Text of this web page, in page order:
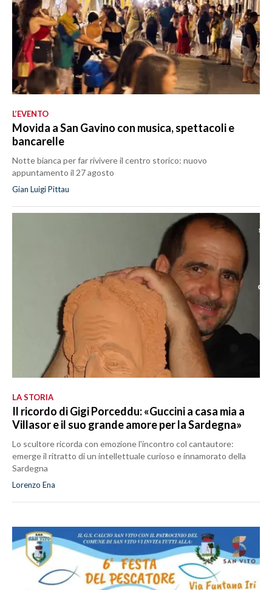
L’EVENTO
Movida a San Gavino con musica, spettacoli e
bancarelle
Notte bianca per far rivivere il centro storico: nuovo
appuntamento il 27 agosto
Gian Luigi Pittau
LA STORIA
Il ricordo di Gigi Porceddu: «Guccini a casa mia a
Villasor e il suo grande amore per la Sardegna»
Lo scultore ricorda con emozione l'incontro col cantautore:
emerge il ritratto di un intellettuale curioso e innamorato della
Sardegna
Lorenzo Ena